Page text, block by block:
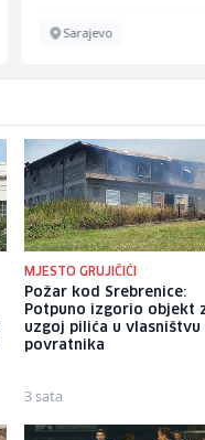
Sarajevo
MJESTO GRUJIČIĆI
Požar kod Srebrenice:
Potpuno izgorio objekt
uzgoj pilića u vlasništvu
povratnika
3 sata